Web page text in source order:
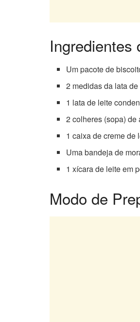
Ingredientes
Um pacote de
2 medidas da lata
1 lata de leite
2 colheres (sopa) de
1 caixa de creme de
Uma bandeja de
1 xícara de leite em
Modo de